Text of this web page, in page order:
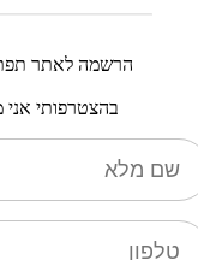
הרשמה לאתר
בהצטרפותי